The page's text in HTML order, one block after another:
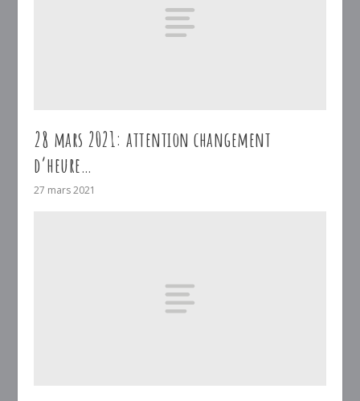
28 mars 2021: attention changement
d’heure…
27 mars 2021